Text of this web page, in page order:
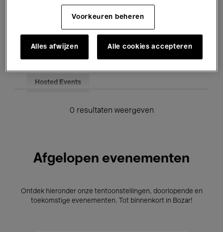
Voor iedereen Kids’ Palace
Onderwijs Rondleidingen
Hosted Events
0 resultaten weergeven
Afgelopen evenementen
Ontdek hieronder onze tentoonstellingen, doorlopende en
toekomstige evenementen. Tot binnenkort in Bozar!
Voorkeuren beheren
Alles afwijzen Alle cookies accepteren